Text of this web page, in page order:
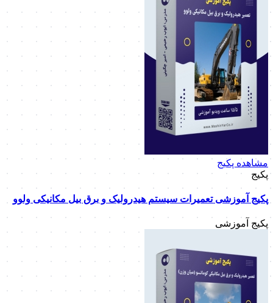
مشاهده پکیج
پکیج
پکیج آموزشی تعمیرات سیستم هیدرولیک و برق بیل مکانیکی ولوو
پکیج آموزشی